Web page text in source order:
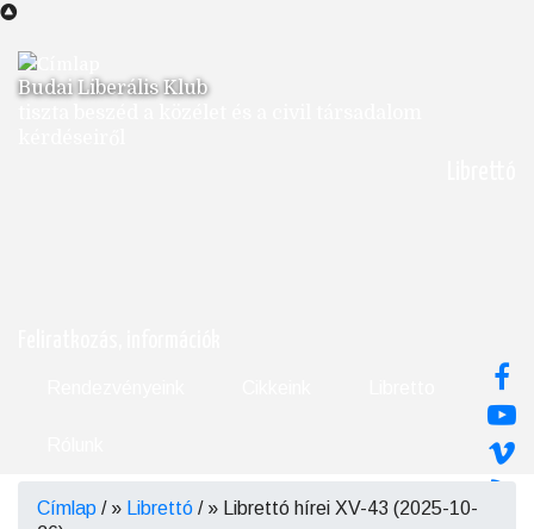
Ugrás
tartalomra
Budai Liberális Klub
Morzsa
Címlap / Librettó /
Librettó hírei XV-43 (2025-10-